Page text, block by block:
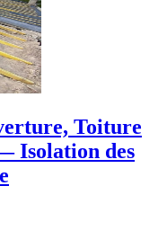
Toiture
Isolation des